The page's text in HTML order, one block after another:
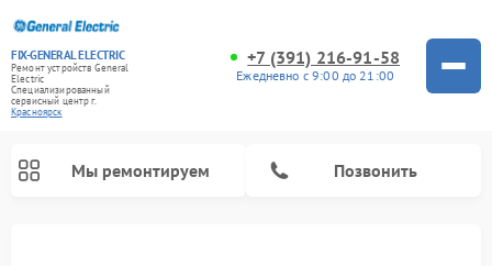
FIX-GENERAL ELECTRIC
Ремонт устройств General
Electric
Специализированный
cервисный центр г.
Красноярск
+7 (391) 216-91-58
Ежедневно с 9:00 до 21:00
Мы ремонтируем Позвонить